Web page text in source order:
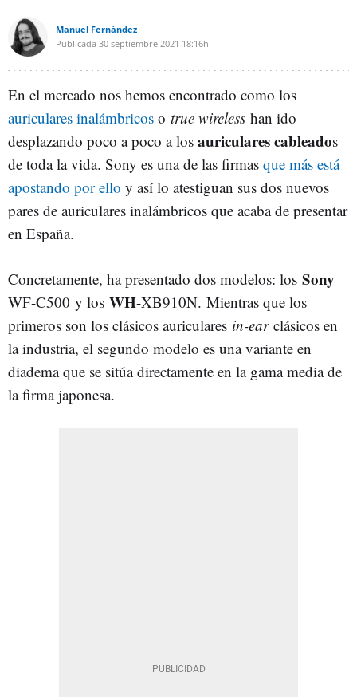
Manuel Fernández
Publicada 30 septiembre 2021 18:16h
En el mercado nos hemos encontrado como los
auriculares inalámbricos o true wireless han ido
desplazando poco a poco a los auriculares cableados
de toda la vida. Sony es una de las firmas que más está
apostando por ello y así lo atestiguan sus dos nuevos
pares de auriculares inalámbricos que acaba de presentar
en España.
Concretamente, ha presentado dos modelos: los Sony
WF-C500 y los WH-XB910N. Mientras que los
primeros son los clásicos auriculares in-ear clásicos en
la industria, el segundo modelo es una variante en
diadema que se sitúa directamente en la gama media de
la firma japonesa.